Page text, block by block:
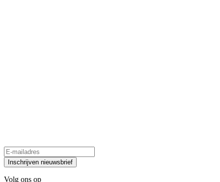
Inschrijven nieuwsbrief
Volg ons op